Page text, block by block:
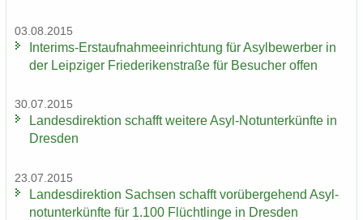
03.08.2015
Interims-​Erstaufnahmeeinrichtung für Asyl­be­wer­ber in
der Leip­zi­ger Frie­de­ri­ken­stra­ße für Be­su­cher offen
30.07.2015
Lan­des­di­rek­ti­on schafft wei­te­re Asyl-​Notunterkünfte in
Dres­den
23.07.2015
Lan­des­di­rek­ti­on Sach­sen schafft vor­über­ge­hend Asyl­
not­un­ter­künf­te für 1.100 Flücht­lin­ge in Dres­den